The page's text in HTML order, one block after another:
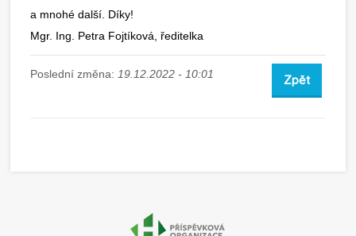
a mnohé další. Díky!
Mgr. Ing. Petra Fojtíková, ředitelka
Poslední změna: 19.12.2022 - 10:01 Zpět